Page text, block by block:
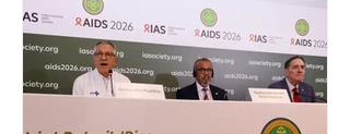
(OMC), contestando duas medidas
tarifárias adotadas pelo país norte-
americano com base na Seção 301 da
Lei de Comércio de 1974. Segundo nota
divulgada pelo Ministério das Relações